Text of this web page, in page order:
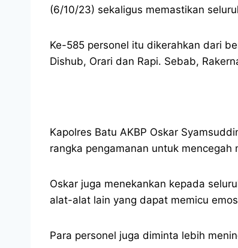
(6/10/23) sekaligus memastikan
Ke-585 personel itu dikerahkan dari
Dishub, Orari dan Rapi. Sebab,
Kapolres Batu AKBP Oskar
rangka pengamanan untuk mencegah
Oskar juga menekankan kepada
alat-alat lain yang dapat memicu
Para personel juga diminta lebih